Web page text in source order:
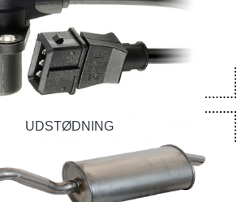
UDSTØDNING